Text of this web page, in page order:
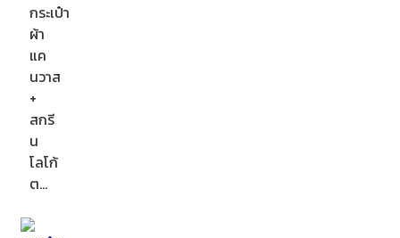
กระเป๋า
ผ้า
แค
นวาส
+
สกรี
น
โลโก้
ต…